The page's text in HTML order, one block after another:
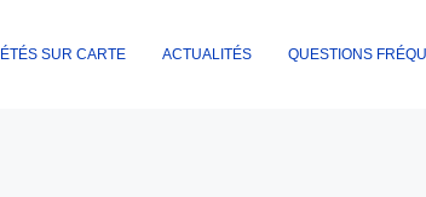
SUR CARTE ACTUALITÉS QUESTIONS